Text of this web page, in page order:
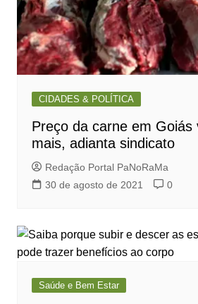
CIDADES & POLÍTICA
Preço da carne em Goiás
mais, adianta sindicato
Redação Portal PaNoRaMa
30 de agosto de 2021
0
Saúde e Bem Estar